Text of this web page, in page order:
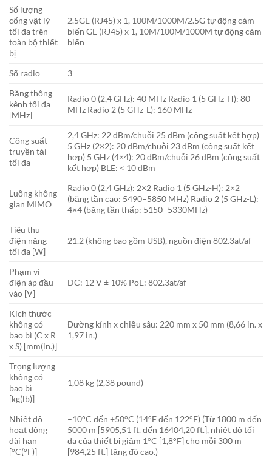
Số lượng
cổng vật lý
tối đa trên
toàn bộ thiết
bị
2.5GE (RJ45) x 1, 100M/1000M/2.5G tự động cảm
biến GE (RJ45) x 1, 10M/100M/1000M tự động cảm
biến
Số radio
3
Băng thông
kênh tối đa
[MHz]
Radio 0 (2,4 GHz): 40 MHz Radio 1 (5 GHz-H): 80
MHz Radio 2 (5 GHz-L): 160 MHz
Công suất
truyền tải
tối đa
2,4 GHz: 22 dBm/chuỗi 25 dBm (công suất kết hợp)
5 GHz (2×2): 20 dBm/chuỗi 23 dBm (công suất kết
hợp) 5 GHz (4×4): 20 dBm/chuỗi 26 dBm (công suất
kết hợp) BLE: < 10 dBm
Luồng không
gian MIMO
Radio 0 (2,4 GHz): 2×2 Radio 1 (5 GHz-H): 2×2
(băng tần cao: 5490–5850 MHz) Radio 2 (5 GHz-L):
4×4 (băng tần thấp: 5150–5330MHz)
Tiêu thụ
điện năng
tối đa [W]
21.2 (không bao gồm USB), nguồn điện 802.3at/af
Phạm vi
điện áp đầu
vào [V]
DC: 12 V ± 10% PoE: 802.3at/af
Kích thước
không có
bao bì (C x R
x S) [mm(in.)]
Đường kính x chiều sâu: 220 mm x 50 mm (8,66 in. x
1,97 in.)
Trọng lượng
không có
bao bì
[kg(lb)]
1,08 kg (2,38 pound)
Nhiệt độ
hoạt động
dài hạn
[°C(°F)]
–10°C đến +50°C (14°F đến 122°F) (Từ 1800 m đến
5000 m [5905,51 ft. đến 16404,20 ft.], nhiệt độ tối
đa của thiết bị giảm 1°C [1,8°F] cho mỗi 300 m
[984,25 ft.] tăng độ cao.)